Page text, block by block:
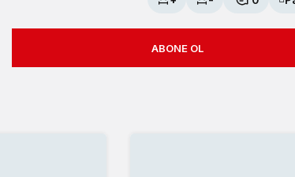
ABONE OL